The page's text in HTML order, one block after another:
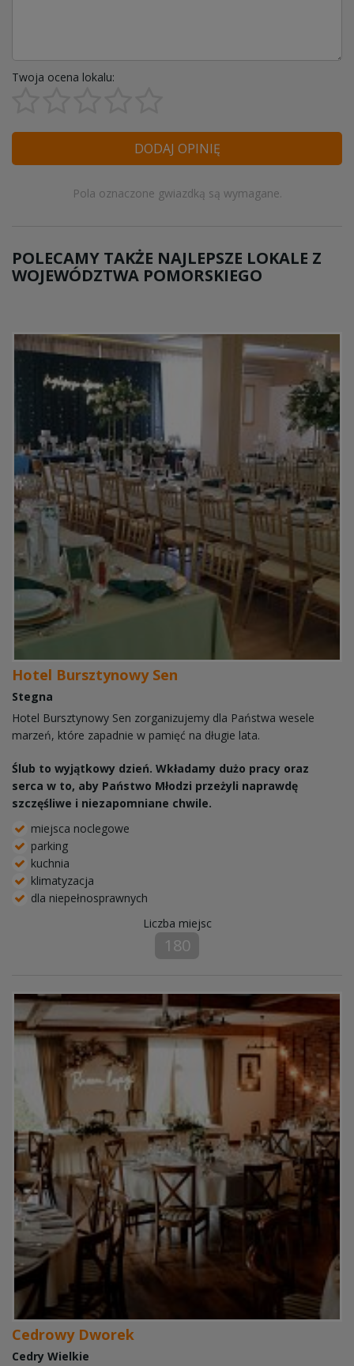
Twoja ocena lokalu:
DODAJ OPINIĘ
Pola oznaczone gwiazdką są wymagane.
POLECAMY TAKŻE NAJLEPSZE LOKALE Z
WOJEWÓDZTWA POMORSKIEGO
Hotel Bursztynowy Sen
Stegna
Hotel Bursztynowy Sen zorganizujemy dla Państwa wesele
marzeń, które zapadnie w pamięć na długie lata.
Ślub to wyjątkowy dzień. Wkładamy dużo pracy oraz
serca w to, aby Państwo Młodzi przeżyli naprawdę
szczęśliwe i niezapomniane chwile.
miejsca noclegowe
parking
kuchnia
klimatyzacja
dla niepełnosprawnych
Liczba miejsc
180
Cedrowy Dworek
Cedry Wielkie